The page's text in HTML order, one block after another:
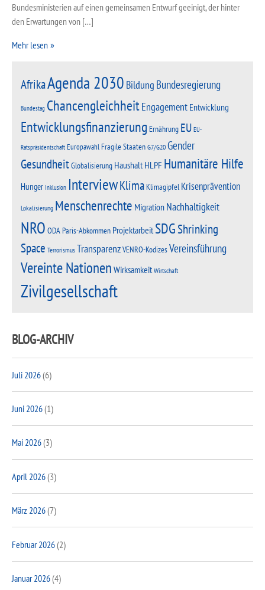
Bundesministerien auf einen gemeinsamen Entwurf geeinigt, der hinter
den Erwartungen von […]
Mehr lesen
AfrikaAgenda 2030 Bildung Bundesregierung
Bundestag ChancengleichheitEngagement Entwicklung
Entwicklungsfinanzierung Ernährung EU EU-
Ratspräsidentschaft EuropawahlFragile StaatenG7/G20Gender
GesundheitGlobalisierung HaushaltHLPF Humanitäre Hilfe
Hunger Inklusion InterviewKlimaKlimagipfel Krisenprävention
Lokalisierung Menschenrechte Migration Nachhaltigkeit
NRO ODAParis-Abkommen ProjektarbeitSDGShrinking
Space TerrorismusTransparenzVENRO-KodizesVereinsführung
Vereinte Nationen Wirksamkeit Wirtschaft
Zivilgesellschaft
BLOG-ARCHIV
Juli 2026(6)
Juni 2026(1)
Mai 2026(3)
April 2026(3)
März 2026(7)
Februar 2026(2)
Januar 2026(4)